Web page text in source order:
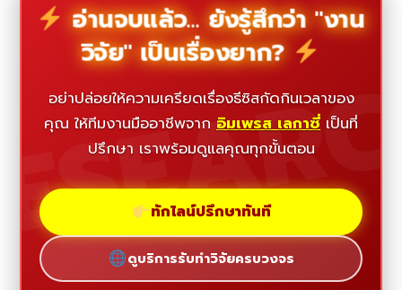
อ่านจบแล้ว... ยังรู้สึกว่า "งาน
วิจัย" เป็นเรื่องยาก?
อย่าปล่อยให้ความเครียดเรื่องธีซิสกัดกินเวลาของ
คุณ ให้ทีมงานมืออาชีพจาก อิมเพรส เลกาซี่ เป็นที่
ปรึกษา เราพร้อมดูแลคุณทุกขั้นตอน
ทักไลน์ปรึกษาทันที
ดูบริการรับทำวิจัยครบวงจร